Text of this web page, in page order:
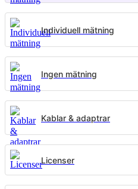
Individuell mätning
Ingen mätning
Kablar & adaptrar
Licenser